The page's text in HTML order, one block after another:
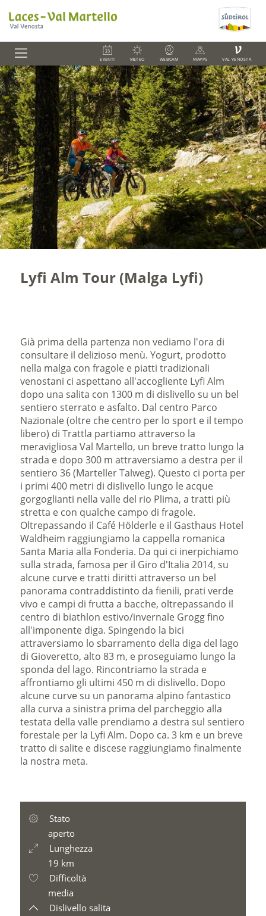
EVENTI METEO WEBCAM MAPPS
V
VAL VENOSTA
Lyfi Alm Tour (Malga Lyfi)
Già prima della partenza non vediamo l'ora di
consultare il delizioso menù. Yogurt, prodotto
nella malga con fragole e piatti tradizionali
venostani ci aspettano all'accogliente Lyfi Alm
dopo una salita con 1300 m di dislivello su un bel
sentiero sterrato e asfalto. Dal centro Parco
Nazionale (oltre che centro per lo sport e il tempo
libero) di Trattla partiamo attraverso la
meravigliosa Val Martello, un breve tratto lungo la
strada e dopo 300 m attraversiamo a destra per il
sentiero 36 (Marteller Talweg). Questo ci porta per
i primi 400 metri di dislivello lungo le acque
gorgoglianti nella valle del rio Plima, a tratti più
stretta e con qualche campo di fragole.
Oltrepassando il Café Hölderle e il Gasthaus Hotel
Waldheim raggiungiamo la cappella romanica
Santa Maria alla Fonderia. Da qui ci inerpichiamo
sulla strada, famosa per il Giro d'Italia 2014, su
alcune curve e tratti diritti attraverso un bel
panorama contraddistinto da fienili, prati verde
vivo e campi di frutta a bacche, oltrepassando il
centro di biathlon estivo/invernale Grogg fino
all'imponente diga. Spingendo la bici
attraversiamo lo sbarramento della diga del lago
di Gioveretto, alto 83 m, e proseguiamo lungo la
sponda del lago. Rincontriamo la strada e
affrontiamo gli ultimi 450 m di dislivello. Dopo
alcune curve su un panorama alpino fantastico
alla curva a sinistra prima del parcheggio alla
testata della valle prendiamo a destra sul sentiero
forestale per la Lyfi Alm. Dopo ca. 3 km e un breve
tratto di salite e discese raggiungiamo finalmente
la nostra meta.
Stato
aperto
Lunghezza
19 km
Difficoltà
media
Dislivello salita